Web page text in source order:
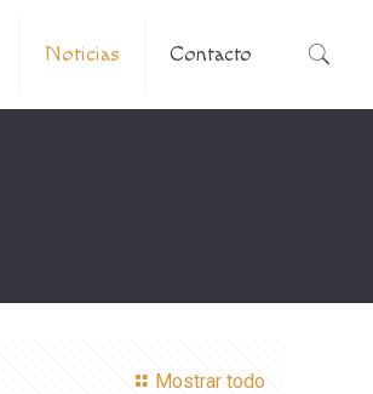
Noticias Contacto
Mostrar todo